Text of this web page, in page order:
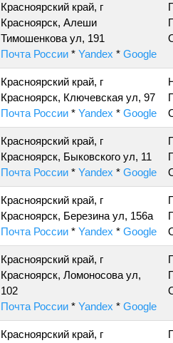
Красноярский край, г
Красноярск, Алеши
Тимошенкова ул, 191
Почта России * Yandex * Google
Красноярский край, г
Красноярск, Ключевская ул, 97
Почта России * Yandex * Google
Красноярский край, г
Красноярск, Быковского ул, 11
Почта России * Yandex * Google
Красноярский край, г
Красноярск, Березина ул, 156а
Почта России * Yandex * Google
Красноярский край, г
Красноярск, Ломоносова ул,
102
Почта России * Yandex * Google
Красноярский край, г